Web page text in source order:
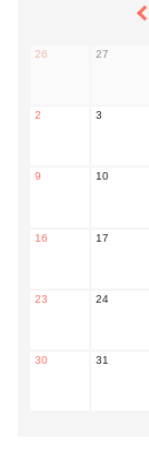
26 27
2 3
9 10
16 17
23 24
30 31